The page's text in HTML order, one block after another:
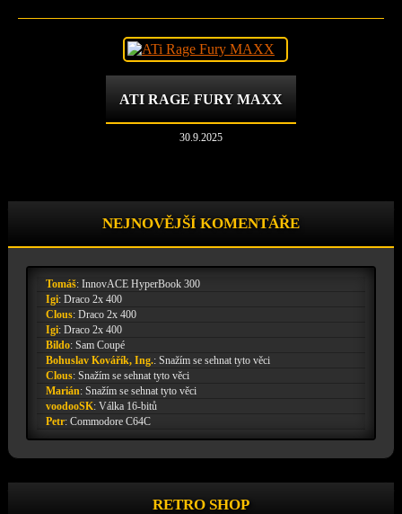
ATI RAGE FURY MAXX
30.9.2025
NEJNOVĚJŠÍ KOMENTÁŘE
Tomáš: InnovACE HyperBook 300
Igi: Draco 2x 400
Clous: Draco 2x 400
Igi: Draco 2x 400
Bildo: Sam Coupé
Bohuslav Kovářík, Ing.: Snažím se sehnat tyto věci
Clous: Snažím se sehnat tyto věci
Marián: Snažím se sehnat tyto věci
voodooSK: Válka 16-bitů
Petr: Commodore C64C
RETRO SHOP